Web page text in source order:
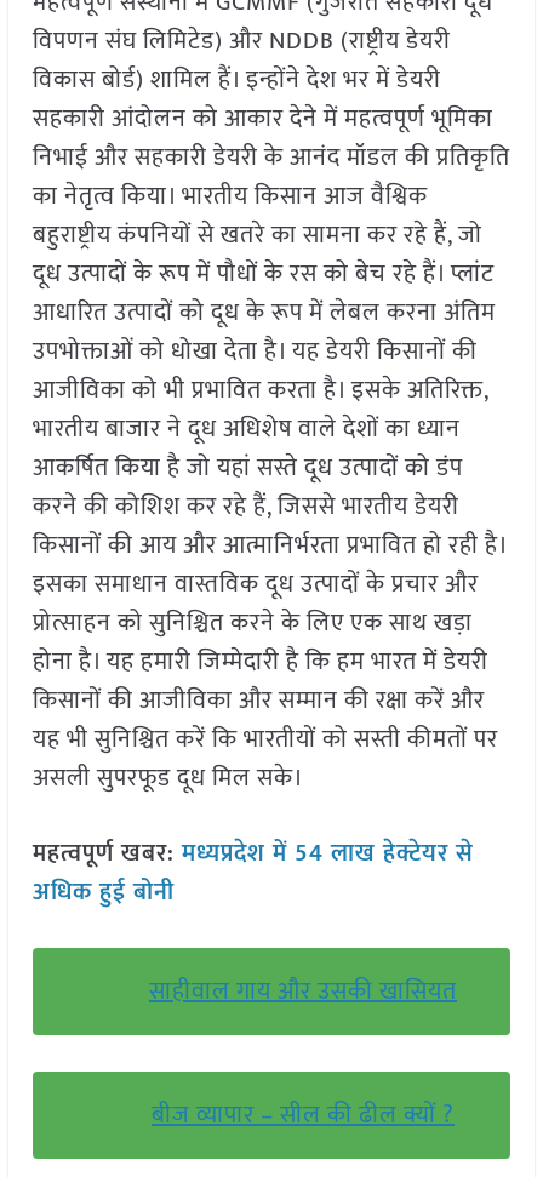
विपणन संघ लिमिटेड) और NDDB (राष्ट्रीय डेयरी
विकास बोर्ड) शामिल हैं। इन्होंने देश भर में डेयरी
सहकारी आंदोलन को आकार देने में महत्वपूर्ण भूमिका
निभाई और सहकारी डेयरी के आनंद मॉडल की प्रतिकृति
का नेतृत्व किया। भारतीय किसान आज वैश्विक
बहुराष्ट्रीय कंपनियों से खतरे का सामना कर रहे हैं, जो
दूध उत्पादों के रूप में पौधों के रस को बेच रहे हैं। प्लांट
आधारित उत्पादों को दूध के रूप में लेबल करना अंतिम
उपभोक्ताओं को धोखा देता है। यह डेयरी किसानों की
आजीविका को भी प्रभावित करता है। इसके अतिरिक्त,
भारतीय बाजार ने दूध अधिशेष वाले देशों का ध्यान
आकर्षित किया है जो यहां सस्ते दूध उत्पादों को डंप
करने की कोशिश कर रहे हैं, जिससे भारतीय डेयरी
किसानों की आय और आत्मानिर्भरता प्रभावित हो रही है।
इसका समाधान वास्तविक दूध उत्पादों के प्रचार और
प्रोत्साहन को सुनिश्चित करने के लिए एक साथ खड़ा
होना है। यह हमारी जिम्मेदारी है कि हम भारत में डेयरी
किसानों की आजीविका और सम्मान की रक्षा करें और
यह भी सुनिश्चित करें कि भारतीयों को सस्ती कीमतों पर
असली सुपरफूड दूध मिल सके।
महत्वपूर्ण खबर:मध्यप्रदेश में 54 लाख हेक्टेयर से
अधिक हुई बोनी
साहीवाल गाय और उसकी खासियत
बीज व्यापार – सील की ढील क्यों ?